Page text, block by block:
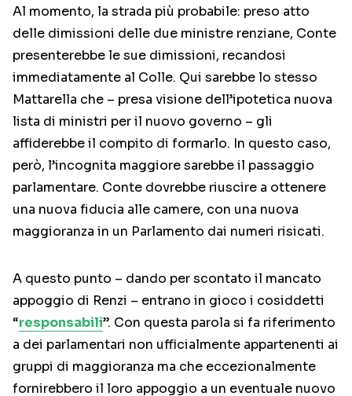
Al momento, la strada più probabile: preso atto
delle dimissioni delle due ministre renziane, Conte
presenterebbe le sue dimissioni, recandosi
immediatamente al Colle. Qui sarebbe lo stesso
Mattarella che – presa visione dell’ipotetica nuova
lista di ministri per il nuovo governo – gli
affiderebbe il compito di formarlo. In questo caso,
però, l’incognita maggiore sarebbe il passaggio
parlamentare. Conte dovrebbe riuscire a ottenere
una nuova fiducia alle camere, con una nuova
maggioranza in un Parlamento dai numeri risicati.
A questo punto – dando per scontato il mancato
appoggio di Renzi – entrano in gioco i cosiddetti
“responsabili”. Con questa parola si fa riferimento
a dei parlamentari non ufficialmente appartenenti ai
gruppi di maggioranza ma che eccezionalmente
fornirebbero il loro appoggio a un eventuale nuovo